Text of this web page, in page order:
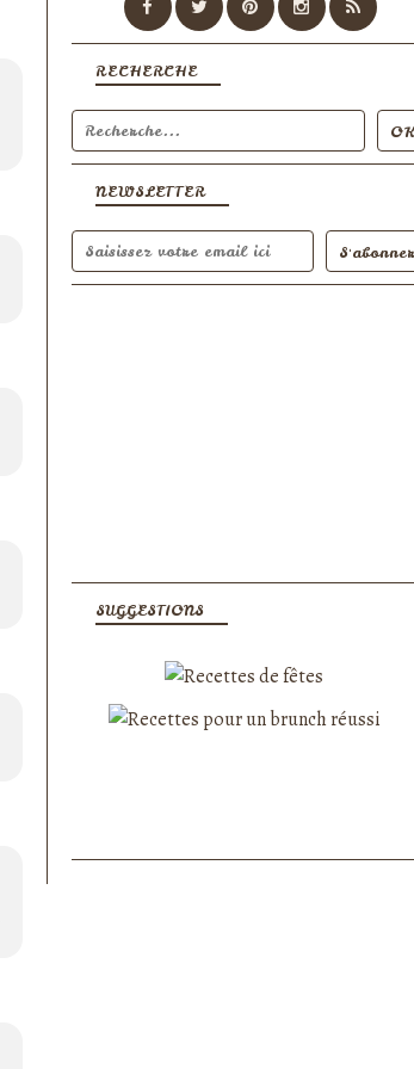
NEWSLETTER
RECHERCHE
SUGGESTIONS